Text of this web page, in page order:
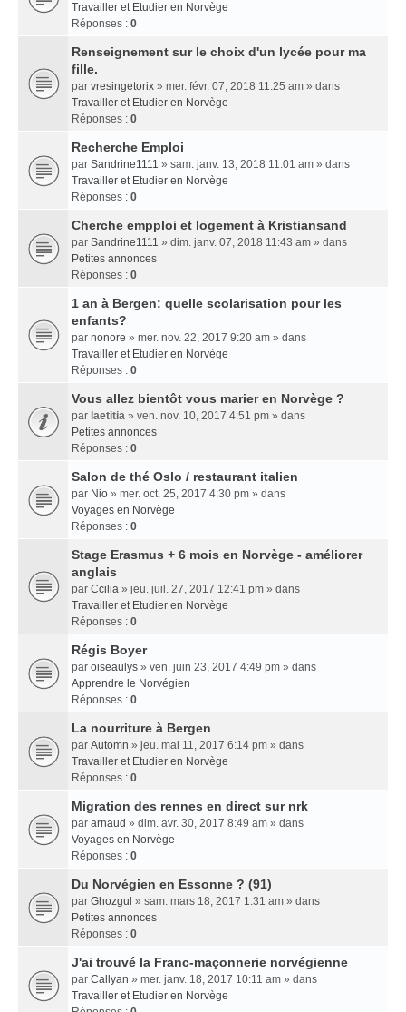
Travailler et Etudier en Norvège
Réponses : 0
Renseignement sur le choix d'un lycée pour ma
fille.
par vresingetorix » mer. févr. 07, 2018 11:25 am » dans
Travailler et Etudier en Norvège
Réponses : 0
Recherche Emploi
par Sandrine1111 » sam. janv. 13, 2018 11:01 am » dans
Travailler et Etudier en Norvège
Réponses : 0
Cherche empploi et logement à Kristiansand
par Sandrine1111 » dim. janv. 07, 2018 11:43 am » dans
Petites annonces
Réponses : 0
1 an à Bergen: quelle scolarisation pour les
enfants?
par nonore » mer. nov. 22, 2017 9:20 am » dans
Travailler et Etudier en Norvège
Réponses : 0
Vous allez bientôt vous marier en Norvège ?
par laetitia » ven. nov. 10, 2017 4:51 pm » dans
Petites annonces
Réponses : 0
Salon de thé Oslo / restaurant italien
par Nio » mer. oct. 25, 2017 4:30 pm » dans
Voyages en Norvège
Réponses : 0
Stage Erasmus + 6 mois en Norvège - améliorer
anglais
par Ccilia » jeu. juil. 27, 2017 12:41 pm » dans
Travailler et Etudier en Norvège
Réponses : 0
Régis Boyer
par oiseaulys » ven. juin 23, 2017 4:49 pm » dans
Apprendre le Norvégien
Réponses : 0
La nourriture à Bergen
par Automn » jeu. mai 11, 2017 6:14 pm » dans
Travailler et Etudier en Norvège
Réponses : 0
Migration des rennes en direct sur nrk
par arnaud » dim. avr. 30, 2017 8:49 am » dans
Voyages en Norvège
Réponses : 0
Du Norvégien en Essonne ? (91)
par Ghozgul » sam. mars 18, 2017 1:31 am » dans
Petites annonces
Réponses : 0
J'ai trouvé la Franc-maçonnerie norvégienne
par Callyan » mer. janv. 18, 2017 10:11 am » dans
Travailler et Etudier en Norvège